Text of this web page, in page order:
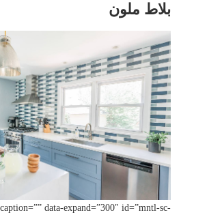
بلاط ملون
data-expand=”300″ id=”mntl-sc-